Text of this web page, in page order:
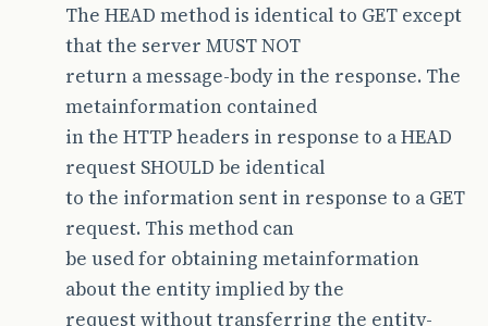
The HEAD method is identical to GET except
that the server MUST NOT
return a message-body in the response. The
metainformation contained
in the HTTP headers in response to a HEAD
request SHOULD be identical
to the information sent in response to a GET
request. This method can
be used for obtaining metainformation
about the entity implied by the
request without transferring the entity-